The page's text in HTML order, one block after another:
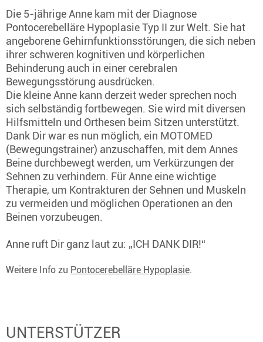
Die 5-jährige Anne kam mit der Diagnose
Pontocerebelläre Hypoplasie Typ II zur Welt. Sie hat
angeborene Gehirnfunktionsstörungen, die sich neben
ihrer schweren kognitiven und körperlichen
Behinderung auch in einer cerebralen
Bewegungsstörung ausdrücken.
Die kleine Anne kann derzeit weder sprechen noch
sich selbständig fortbewegen. Sie wird mit diversen
Hilfsmitteln und Orthesen beim Sitzen unterstützt.
Dank Dir war es nun möglich, ein MOTOMED
(Bewegungstrainer) anzuschaffen, mit dem Annes
Beine durchbewegt werden, um Verkürzungen der
Sehnen zu verhindern. Für Anne eine wichtige
Therapie, um Kontrakturen der Sehnen und Muskeln
zu vermeiden und möglichen Operationen an den
Beinen vorzubeugen.
Anne ruft Dir ganz laut zu: „ICH DANK DIR!“
Weitere Info zu Pontocerebelläre Hypoplasie.
UNTERSTÜTZER